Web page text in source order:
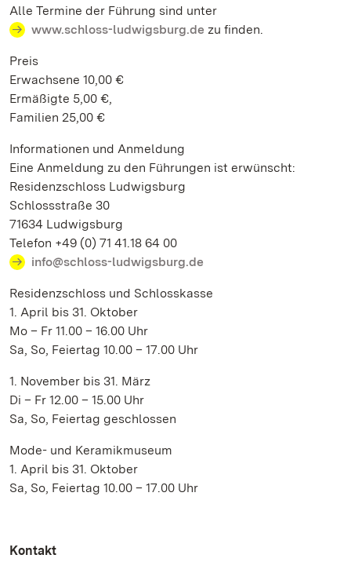
Alle Termine der Führung sind unter
www.schloss-ludwigsburg.de zu finden.
Preis
Erwachsene 10,00 €
Ermäßigte 5,00 €,
Familien 25,00 €
Informationen und Anmeldung
Eine Anmeldung zu den Führungen ist erwünscht:
Residenzschloss Ludwigsburg
Schlossstraße 30
71634 Ludwigsburg
Telefon +49 (0) 71 41.18 64 00
info@schloss-ludwigsburg.de
Residenzschloss und Schlosskasse
1. April bis 31. Oktober
Mo – Fr 11.00 – 16.00 Uhr
Sa, So, Feiertag 10.00 – 17.00 Uhr
1. November bis 31. März
Di – Fr 12.00 – 15.00 Uhr
Sa, So, Feiertag geschlossen
Mode- und Keramikmuseum
1. April bis 31. Oktober
Sa, So, Feiertag 10.00 – 17.00 Uhr
Kontakt